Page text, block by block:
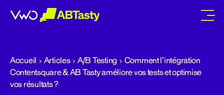
Accueil Articles A/B Testing
Comment l’intégration
Contentsquare & AB Tasty améliore vos tests et optimise
vos résultats ?